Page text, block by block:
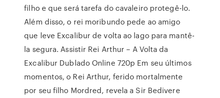
filho e que será tarefa do cavaleiro protegê-lo.
Além disso, o rei moribundo pede ao amigo
que leve Excalibur de volta ao lago para mantê-
la segura. Assistir Rei Arthur – A Volta da
Excalibur Dublado Online 720p Em seu últimos
momentos, o Rei Arthur, ferido mortalmente
por seu filho Mordred, revela a Sir Bedivere